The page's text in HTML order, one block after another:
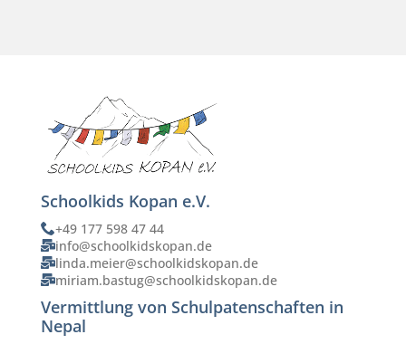
Schoolkids Kopan e.V.
+49 177 598 47 44
info@schoolkidskopan.de
linda.meier@schoolkidskopan.de
miriam.bastug@schoolkidskopan.de
Vermittlung von Schulpatenschaften in
Nepal